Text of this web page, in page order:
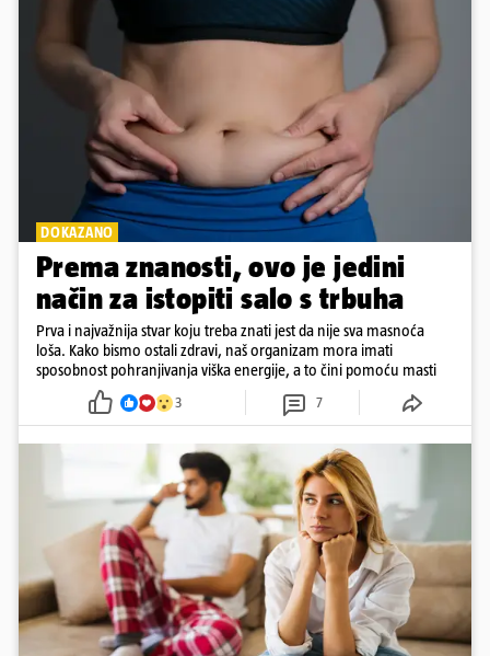
DOKAZANO
Prema znanosti, ovo je jedini
način za istopiti salo s trbuha
Prva i najvažnija stvar koju treba znati jest da nije sva masnoća
loša. Kako bismo ostali zdravi, naš organizam mora imati
sposobnost pohranjivanja viška energije, a to čini pomoću masti
3 7